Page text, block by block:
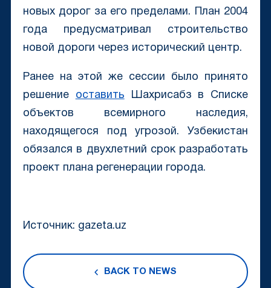
новых дорог за его пределами. План 2004
года предусматривал строительство
новой дороги через исторический центр.
Ранее на этой же сессии было принято
решение оставить Шахрисабз в Списке
объектов всемирного наследия,
находящегося под угрозой. Узбекистан
обязался в двухлетний срок разработать
проект плана регенерации города.
Источник: gazeta.uz
BACK TO NEWS